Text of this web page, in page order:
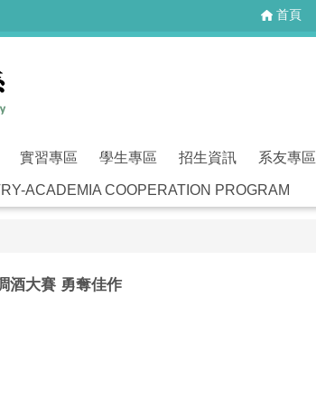
首頁
實習專區 學生專區 招生資訊 系友專區
ACADEMIA COOPERATION PROGRAM
酒大賽 勇奪佳作